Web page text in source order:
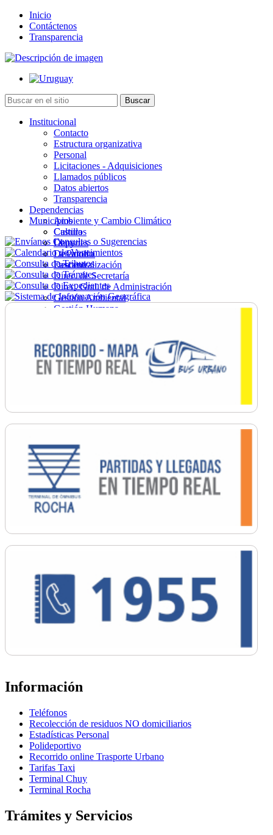
Inicio
Contáctenos
Transparencia
Institucional
Contacto
Estructura organizativa
Personal
Licitaciones - Adquisiciones
Llamados públicos
Datos abiertos
Transparencia
Dependencias
Ambiente y Cambio Climático
Cultura
Deportes
Desarrollo
Descentralización
Direc. de Secretaría
Direc. Gral. de Administración
Gestión Ambiental
Gestión Humana
Ordenamiento
Promoción Social
Salud
Secretaría General
Municipios
Castillos
Chuy
La Paloma
Lascano
Información
Teléfonos
Recolección de residuos NO domiciliarios
Estadísticas Personal
Polideportivo
Recorrido online Trasporte Urbano
Tarifas Taxi
Terminal Chuy
Terminal Rocha
Trámites y Servicios